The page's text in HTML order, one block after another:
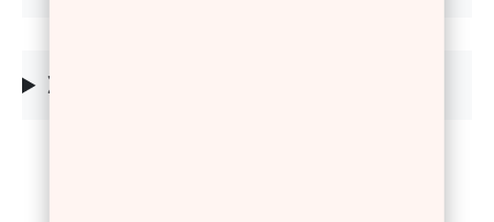
ΣΥΣΤΑΤΙΚΑ